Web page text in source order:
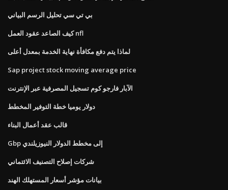
بي تي سي تحليل الرسم البياني
كيف الصاعد عقود العمل nfl
لماذا يتم دفع مكافأة نهاية الخدمة بمعدل أعلى
Sap project stock moving average price
الآبار فارجو كوم تسجيل المصرفية عبر الإنترنت
دولار يوميا خطة التوفير المخطط
قالب عقد أعمال البناء
Gbp إلى مخطط الدولار النيوزيلندي
شركات إصلاح التصنيف الائتماني
بيانات مؤشر أسعار المستهلك الهند